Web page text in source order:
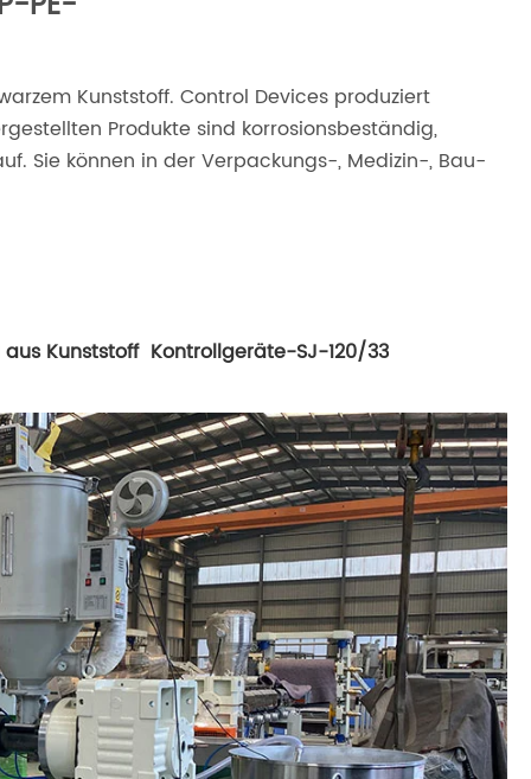
Kunststoff. Control Devices produziert
Produkte sind korrosionsbeständig,
Sie können in der Verpackungs-, Medizin-, Bau-
Kunststoff Kontrollgeräte-SJ-120/33